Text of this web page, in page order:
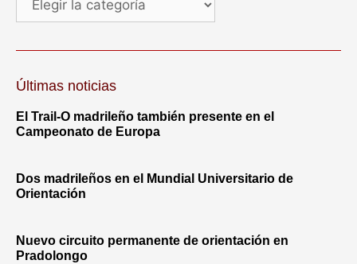
Últimas noticias
El Trail-O madrileño también presente en el
Campeonato de Europa
Dos madrileños en el Mundial Universitario de
Orientación
Nuevo circuito permanente de orientación en
Pradolongo